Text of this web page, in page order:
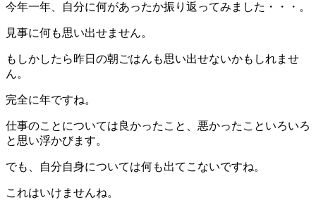
今年一年、自分に何があったか振り返ってみました・・・。
見事に何も思い出せません。
もしかしたら昨日の朝ごはんも思い出せないかもしれませ
ん。
完全に年ですね。
仕事のことについては良かったこと、悪かったこといろいろ
と思い浮かびます。
でも、自分自身については何も出てこないですね。
これはいけませんね。